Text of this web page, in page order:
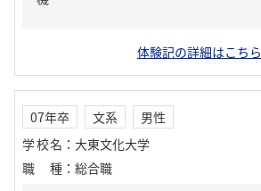
体験記の詳細はこちら
07年卒 文系
男性
学校名 ： 大東文化大学
職種 ： 総合職